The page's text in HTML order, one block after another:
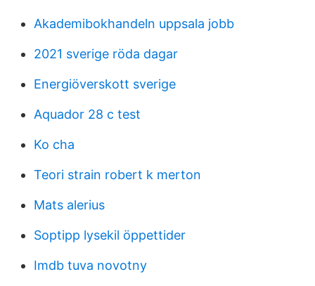
Akademibokhandeln uppsala jobb
2021 sverige röda dagar
Energiöverskott sverige
Aquador 28 c test
Ko cha
Teori strain robert k merton
Mats alerius
Soptipp lysekil öppettider
Imdb tuva novotny